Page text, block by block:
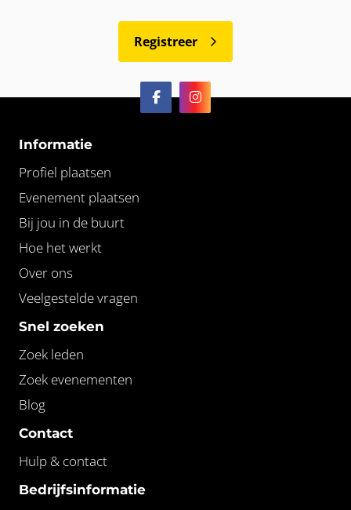
Registreer
Informatie
Profiel plaatsen
Evenement plaatsen
Bij jou in de buurt
Hoe het werkt
Over ons
Veelgestelde vragen
Snel zoeken
Zoek leden
Zoek evenementen
Blog
Contact
Hulp & contact
Bedrijfsinformatie